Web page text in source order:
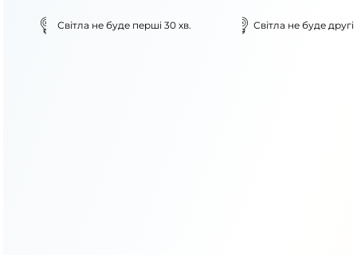
Світла не буде перші 30 хв. Світла не буде другі